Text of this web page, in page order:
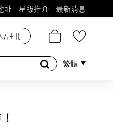
址 星級推介 最新消息
母嬰護理 遊戲及精品
/註冊
繁體